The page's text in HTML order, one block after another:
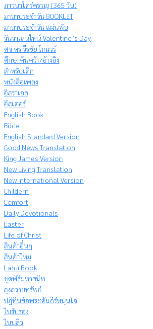
ภาวนาใคร่ครวญ (365 วัน)
มานาประจำวัน BOOKLET
มานาประจำวัน แผ่นพับ
วันวาเลนไทน์ Valentine’s Day
ศจ.ดร.วีรชัย โกแวร์
ศึกษาค้นคว้า/อ้างอิง
สำหรับเด็ก
หนังสือเพลง
อิสราเอล
อีสเตอร์
English Book
Bible
English Standard Version
Good News Translation
King James Version
New Living Translation
New International Version
Childern
Comfort
Daily Devotionals
Easter
Life of Christ
สินค้าอื่นๆ
สินค้าใหม่
Lahu Book
ชุดพิธีมหาสนิท
ถุงถวายทรัพย์
ปฏิทินข้อพระคัมภีร์หนุนใจ
ใบรับรอง
ใบปลิว